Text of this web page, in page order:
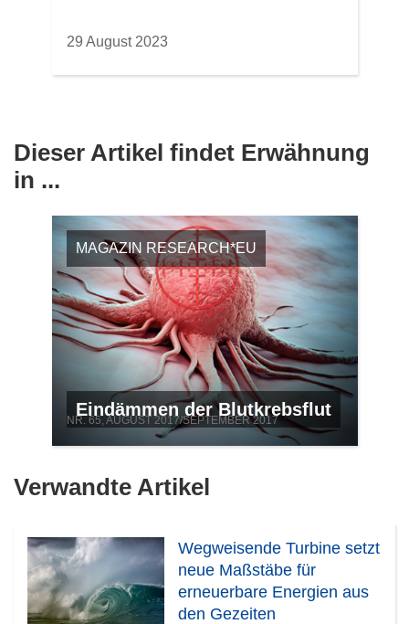
29 August 2023
Dieser Artikel findet Erwähnung
in ...
MAGAZIN RESEARCH*EU
Eindämmen der Blutkrebsflut
NR. 65, AUGUST 2017/SEPTEMBER 2017
Verwandte Artikel
Wegweisende Turbine setzt
neue Maßstäbe für
erneuerbare Energien aus
den Gezeiten